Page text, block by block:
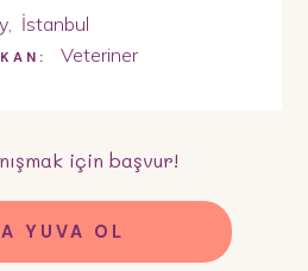
İstanbul
Veteriner
için başvur!
YUVA OL